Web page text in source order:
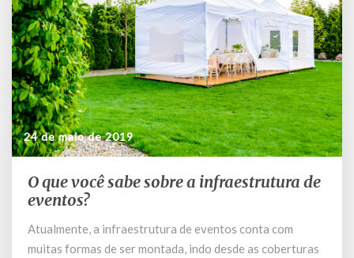
24 de maio de 2019
O
que
sabe
sobre
O que você sabe sobre a infraestrutura de
eventos?
Atualmente, a infraestrutura de eventos conta com
muitas formas de ser montada, indo desde as coberturas